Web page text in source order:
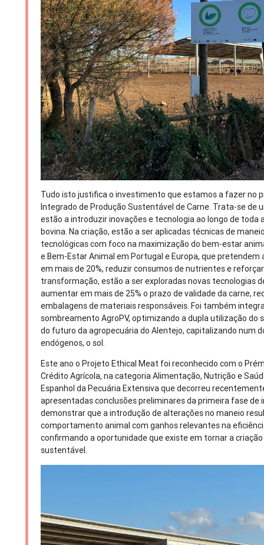
Tudo isto justifica o investimento que estamos a fazer no
Integrado de Produção Sustentável de Carne. Trata-se de
estão a introduzir inovações e tecnologia ao longo de toda
bovina. Na criação, estão a ser aplicadas técnicas de
tecnológicas com foco na maximização do bem-estar
e Bem-Estar Animal em Portugal e Europa, que
em mais de 20%, reduzir consumos de nutrientes e
transformação, estão a ser exploradas novas tecnologias
aumentar em mais de 25% o prazo de validade da carne,
embalagens de materiais responsáveis. Foi também
sombreamento AgroPV, optimizando a dupla utilização do
do futuro da agropecuária do Alentejo, capitalizando num
endógenos, o sol.
Este ano o Projeto Ethical Meat foi reconhecido com o
Crédito Agrícola, na categoria Alimentação, Nutrição e
Espanhol da Pecuária Extensiva que decorreu
apresentadas conclusões preliminares da primeira fase de
demonstrar que a introdução de alterações no maneio
comportamento animal com ganhos relevantes na
confirmando a oportunidade que existe em tornar a
sustentável.